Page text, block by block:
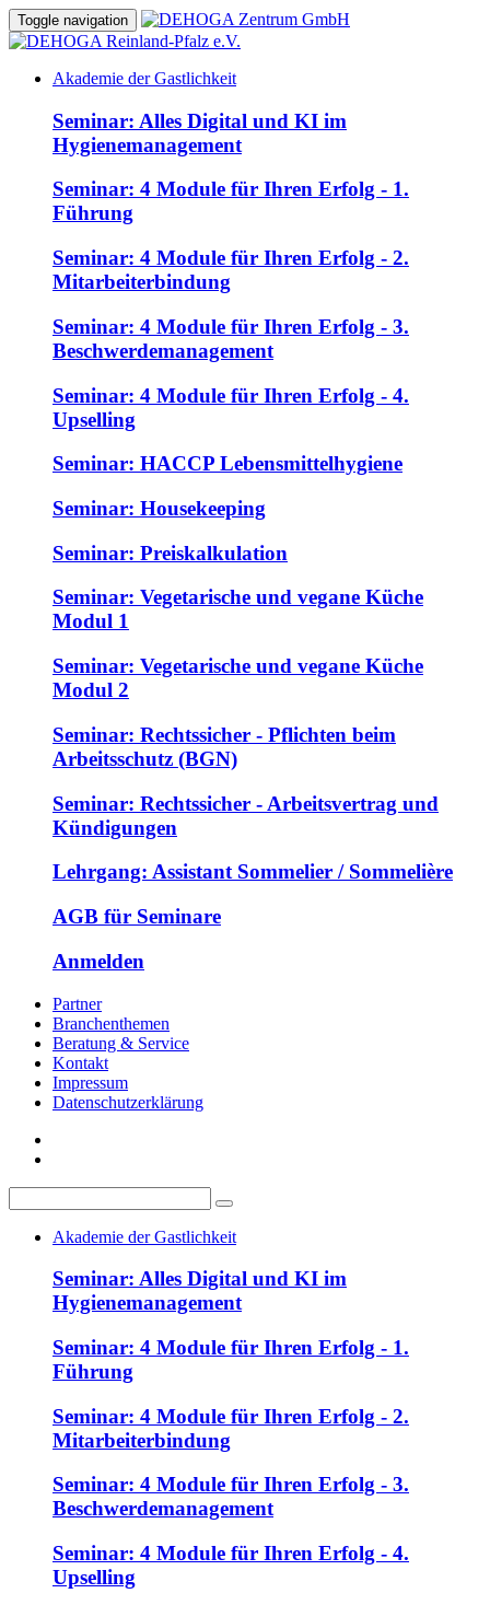
Toggle navigation
Akademie der Gastlichkeit
Seminar: Alles Digital und KI im
Hygienemanagement
Seminar: 4 Module für Ihren Erfolg - 1.
Führung
Seminar: 4 Module für Ihren Erfolg - 2.
Mitarbeiterbindung
Seminar: 4 Module für Ihren Erfolg - 3.
Beschwerdemanagement
Seminar: 4 Module für Ihren Erfolg - 4.
Upselling
Seminar: HACCP Lebensmittelhygiene
Seminar: Housekeeping
Seminar: Preiskalkulation
Seminar: Vegetarische und vegane Küche
Modul 1
Seminar: Vegetarische und vegane Küche
Modul 2
Seminar: Rechtssicher - Pflichten beim
Arbeitsschutz (BGN)
Seminar: Rechtssicher - Arbeitsvertrag und
Kündigungen
Lehrgang: Assistant Sommelier / Sommelière
AGB für Seminare
Anmelden
Partner
Branchenthemen
Beratung & Service
Kontakt
Impressum
Datenschutzerklärung
Akademie der Gastlichkeit
Seminar: Alles Digital und KI im
Hygienemanagement
Seminar: 4 Module für Ihren Erfolg - 1.
Führung
Seminar: 4 Module für Ihren Erfolg - 2.
Mitarbeiterbindung
Seminar: 4 Module für Ihren Erfolg - 3.
Beschwerdemanagement
Seminar: 4 Module für Ihren Erfolg - 4.
Upselling